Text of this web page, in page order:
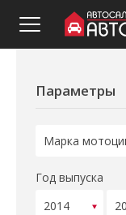
Параметры
Год выпуска